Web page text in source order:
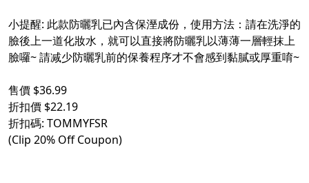
小提醒: 此款防曬乳已內含保溼成份，使用方法：請在洗淨的
臉後上一道化妝水，就可以直接將防曬乳以薄薄一層輕抹上
臉囉~ 請减少防曬乳前的保養程序才不會感到黏膩或厚重唷~
售價 $36.99
折扣價 $22.19
折扣碼: TOMMYFSR
(Clip 20% Off Coupon)